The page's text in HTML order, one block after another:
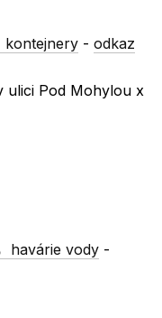
kontejnery -odkaz
ulici Pod Mohylou x
havárie vody -